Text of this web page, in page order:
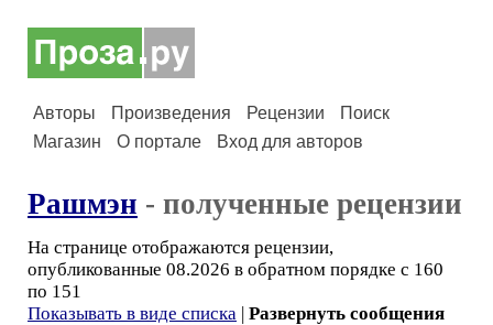
Авторы Произведения Рецензии
Поиск
Магазин
О портале Вход для авторов
Рашмэн - полученные рецензии
На странице отображаются рецензии,
опубликованные 08.2026 в обратном порядке с 160
по 151
Показывать в виде списка | Развернуть сообщения